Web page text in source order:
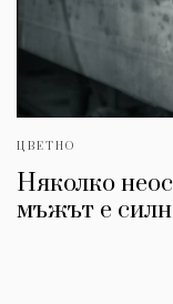
ЦВЕТНО
Няколко
мъжът е